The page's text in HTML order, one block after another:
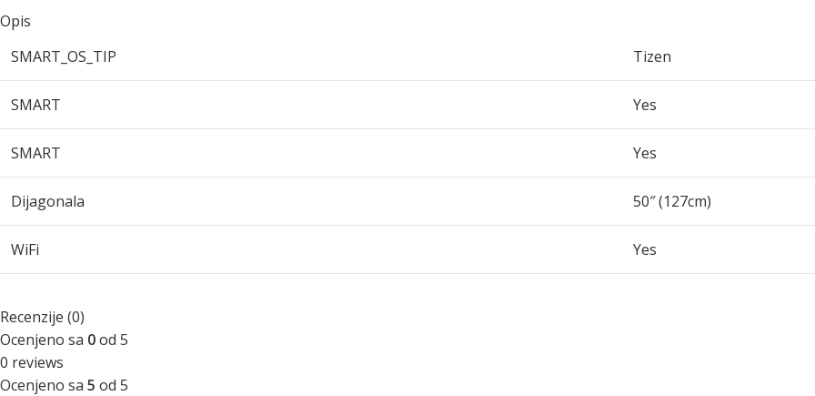
Opis
SMART_OS_TIP
Tizen
SMART Yes
SMART Yes
Dijagonala 50″ (127cm)
WiFi Yes
Recenzije (0)
Ocenjeno sa 0od 5
0 reviews
Ocenjeno sa 5 od 5